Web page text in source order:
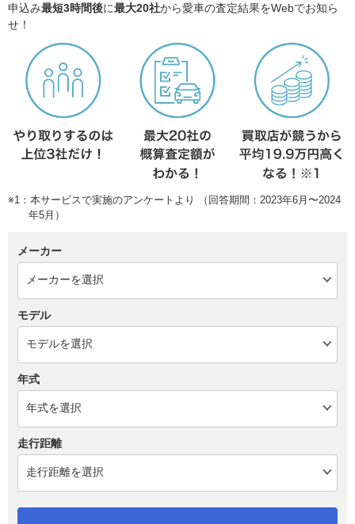
申込み最短3時間後に最大20社から愛車の査定結果をWebでお知ら
せ！
※1：本サービスで実施のアンケートより （回答期間：2023年6月〜2024
年5月）
メーカー
モデル
年式
走行距離